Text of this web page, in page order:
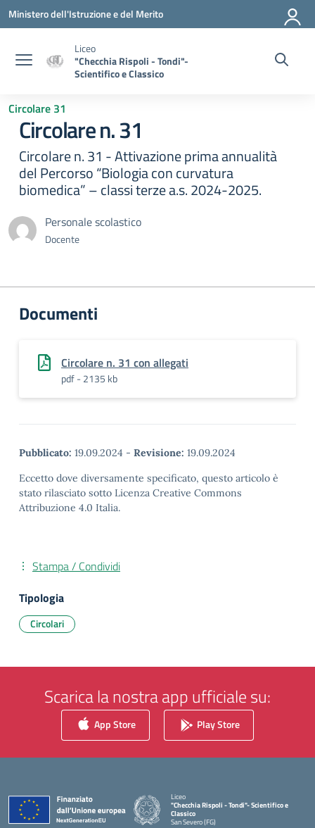
Vai ai contenuti
Vai al menu di navigazione
Vai al footer
Ministero dell'Istruzione e del Merito
Liceo
"Checchia Rispoli - Tondi"-
Scientifico e Classico
Circolare 31
Circolare n. 31
Circolare n. 31 - Attivazione prima annualità
del Percorso “Biologia con curvatura
biomedica” – classi terze a.s. 2024-2025.
Personale scolastico
Docente
Documenti
Circolare n. 31 con allegati
pdf - 2135 kb
Pubblicato: 19.09.2024 - Revisione: 19.09.2024
Eccetto dove diversamente specificato, questo articolo è
stato rilasciato sotto Licenza Creative Commons
Attribuzione 4.0 Italia.
Stampa / Condividi
Tipologia
Circolari
Scarica la nostra app ufficiale su:
App Store Play Store
Liceo
"Checchia Rispoli - Tondi"- Scientifico e
Classico
San Severo (FG)